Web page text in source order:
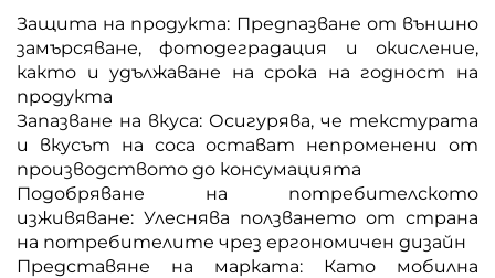
Защита на продукта: Предпазване от външно
замърсяване, фотодеградация и окисление,
както и удължаване на срока на годност на
продукта
Запазване на вкуса: Осигурява, че текстурата
и вкусът на соса остават непроменени от
производството до консумацията
Подобряване на потребителското
изживяване: Улеснява ползването от страна
на потребителите чрез ергономичен дизайн
Представяне на марката: Като мобилна